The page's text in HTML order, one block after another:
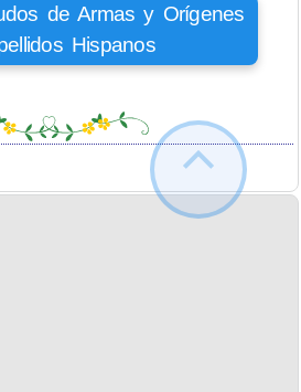
de Armas y Orígenes
Hispanos